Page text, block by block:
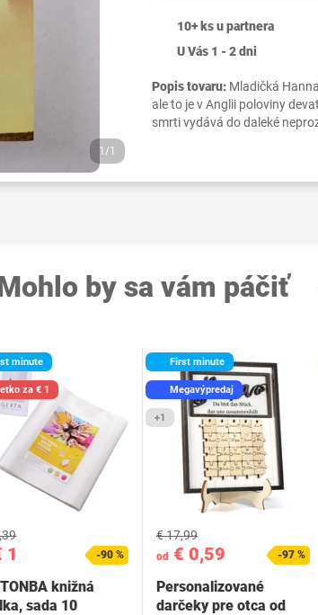
1/1
10+ ks u partnera
U Vás 1 - 2 dni
Popis tovaru: Mladičká
ale to je v Anglii poloviny
smrti vydává do daleké
by sa vám páčiť
minute
za € 1
1 -90 %
knižná
sada 10
First minute
Megavýpredaj
+1
od€ 0,59
€ 17,99
-97 %
Personalizované
darčeky pre otca od